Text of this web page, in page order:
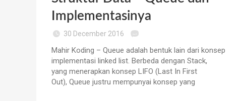
Implementasinya
30 December 2016
Mahir Koding – Queue adalah bentuk lain dari konsep
implementasi linked list. Berbeda dengan Stack,
yang menerapkan konsep LIFO (Last In First
Out), Queue justru mempunyai konsep yang